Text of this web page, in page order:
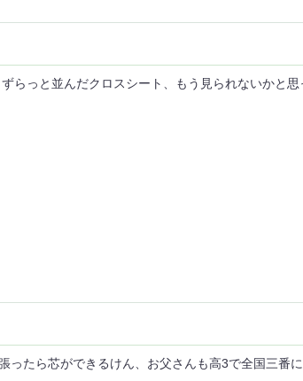
らっと並んだクロスシート、もう見られないかと思
ったら芯ができるけん、お父さんも高3で全国三番